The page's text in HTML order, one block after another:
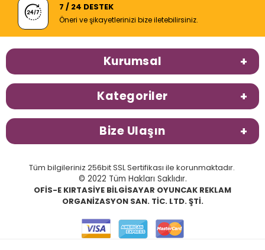
7 / 24 DESTEK
Öneri ve şikayetlerinizi bize iletebilirsiniz.
Kurumsal
Kategoriler
Bize Ulaşın
Tüm bilgileriniz 256bit SSL Sertifikası ile korunmaktadır.
© 2022 Tüm Hakları Saklıdır.
OFİS-E KIRTASİYE BİLGİSAYAR OYUNCAK REKLAM
ORGANİZASYON SAN. TİC. LTD. ŞTİ.